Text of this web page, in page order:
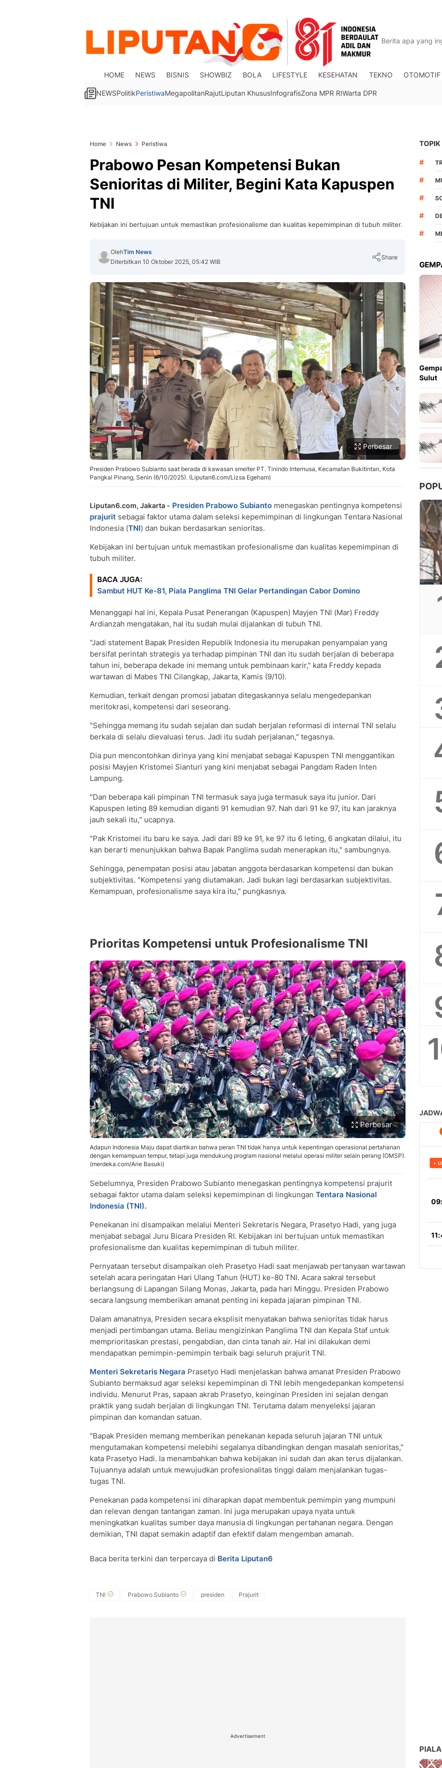
HOME NEWS BISNIS SHOWBIZ BOLA LIFESTYLE KESEHATAN TEKNO OTOMOTIF
NEWSPolitikPeristiwaMegapolitanRajutLiputan KhususInfografisZona MPR RIWarta DPR
Home News Peristiwa
Prabowo Pesan Kompetensi Bukan
Senioritas di Militer, Begini Kata Kapuspen
TNI
Kebijakan ini bertujuan untuk memastikan profesionalisme dan kualitas kepemimpinan di tubuh militer.
OlehTim News
Diterbitkan 10 Oktober 2025, 05:42 WIB
Share
Copy Link
Perbesar
Presiden Prabowo Subianto saat berada di kawasan smelter PT. Tinindo Internusa, Kecamatan Bukitintan, Kota
Pangkal Pinang, Senin (6/10/2025). (Liputan6.com/Lizsa Egeham)
Liputan6.com, Jakarta - Presiden Prabowo Subianto menegaskan pentingnya kompetensi
prajurit sebagai faktor utama dalam seleksi kepemimpinan di lingkungan Tentara Nasional
Indonesia (TNI) dan bukan berdasarkan senioritas.
Kebijakan ini bertujuan untuk memastikan profesionalisme dan kualitas kepemimpinan di
tubuh militer.
BACA JUGA:
Sambut HUT Ke-81, Piala Panglima TNI Gelar Pertandingan Cabor Domino
Menanggapi hal ini, Kepala Pusat Penerangan (Kapuspen) Mayjen TNI (Mar) Freddy
Ardianzah mengatakan, hal itu sudah mulai dijalankan di tubuh TNI.
"Jadi statement Bapak Presiden Republik Indonesia itu merupakan penyampaian yang
bersifat perintah strategis ya terhadap pimpinan TNI dan itu sudah berjalan di beberapa
tahun ini, beberapa dekade ini memang untuk pembinaan karir," kata Freddy kepada
wartawan di Mabes TNI Cilangkap, Jakarta, Kamis (9/10).
Kemudian, terkait dengan promosi jabatan ditegaskannya selalu mengedepankan
meritokrasi, kompetensi dari seseorang.
"Sehingga memang itu sudah sejalan dan sudah berjalan reformasi di internal TNI selalu
berkala di selalu dievaluasi terus. Jadi itu sudah perjalanan," tegasnya.
Dia pun mencontohkan dirinya yang kini menjabat sebagai Kapuspen TNI menggantikan
posisi Mayjen Kristomei Sianturi yang kini menjabat sebagai Pangdam Raden Inten
Lampung.
"Dan beberapa kali pimpinan TNI termasuk saya juga termasuk saya itu junior. Dari
Kapuspen leting 89 kemudian diganti 91 kemudian 97. Nah dari 91 ke 97, itu kan jaraknya
jauh sekali itu," ucapnya.
"Pak Kristomei itu baru ke saya. Jadi dari 89 ke 91, ke 97 itu 6 leting, 6 angkatan dilalui, itu
kan berarti menunjukkan bahwa Bapak Panglima sudah menerapkan itu," sambungnya.
Sehingga, penempatan posisi atau jabatan anggota berdasarkan kompetensi dan bukan
subjektivitas. "Kompetensi yang diutamakan. Jadi bukan lagi berdasarkan subjektivitas.
Kemampuan, profesionalisme saya kira itu," pungkasnya.
Prioritas Kompetensi untuk Profesionalisme TNI
Perbesar
Adapun Indonesia Maju dapat diartikan bahwa peran TNI tidak hanya untuk kepentingan operasional pertahanan
dengan kemampuan tempur, tetapi juga mendukung program nasional melalui operasi militer selain perang (OMSP).
(merdeka.com/Arie Basuki)
Sebelumnya, Presiden Prabowo Subianto menegaskan pentingnya kompetensi prajurit
sebagai faktor utama dalam seleksi kepemimpinan di lingkungan Tentara Nasional
Indonesia (TNI).
Penekanan ini disampaikan melalui Menteri Sekretaris Negara, Prasetyo Hadi, yang juga
menjabat sebagai Juru Bicara Presiden RI. Kebijakan ini bertujuan untuk memastikan
profesionalisme dan kualitas kepemimpinan di tubuh militer.
Pernyataan tersebut disampaikan oleh Prasetyo Hadi saat menjawab pertanyaan wartawan
setelah acara peringatan Hari Ulang Tahun (HUT) ke-80 TNI. Acara sakral tersebut
berlangsung di Lapangan Silang Monas, Jakarta, pada hari Minggu. Presiden Prabowo
secara langsung memberikan amanat penting ini kepada jajaran pimpinan TNI.
Dalam amanatnya, Presiden secara eksplisit menyatakan bahwa senioritas tidak harus
menjadi pertimbangan utama. Beliau mengizinkan Panglima TNI dan Kepala Staf untuk
memprioritaskan prestasi, pengabdian, dan cinta tanah air. Hal ini dilakukan demi
mendapatkan pemimpin-pemimpin terbaik bagi seluruh prajurit TNI.
Menteri Sekretaris Negara Prasetyo Hadi menjelaskan bahwa amanat Presiden Prabowo
Subianto bermaksud agar seleksi kepemimpinan di TNI lebih mengedepankan kompetensi
individu. Menurut Pras, sapaan akrab Prasetyo, keinginan Presiden ini sejalan dengan
praktik yang sudah berjalan di lingkungan TNI. Terutama dalam menyeleksi jajaran
pimpinan dan komandan satuan.
"Bapak Presiden memang memberikan penekanan kepada seluruh jajaran TNI untuk
mengutamakan kompetensi melebihi segalanya dibandingkan dengan masalah senioritas,"
kata Prasetyo Hadi. Ia menambahkan bahwa kebijakan ini sudah dan akan terus dijalankan.
Tujuannya adalah untuk mewujudkan profesionalitas tinggi dalam menjalankan tugas-
tugas TNI.
Penekanan pada kompetensi ini diharapkan dapat membentuk pemimpin yang mumpuni
dan relevan dengan tantangan zaman. Ini juga merupakan upaya nyata untuk
meningkatkan kualitas sumber daya manusia di lingkungan pertahanan negara. Dengan
demikian, TNI dapat semakin adaptif dan efektif dalam mengemban amanah.
Baca berita terkini dan terpercaya di Berita Liputan6
TNI Prabowo Subianto presiden Prajurit
Advertisement
TOPIK
#
#
#
#
#
Sulut